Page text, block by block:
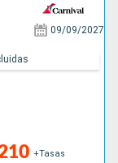
09/09/2027
+Tasas